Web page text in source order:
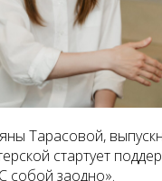
Тарасовой,
стартует
собой заодно».